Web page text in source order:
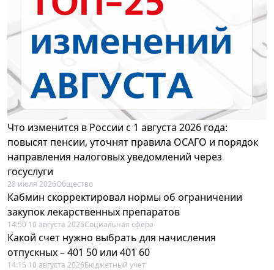
Что изменится в России с 1 августа 2026 года:
повысят пенсии, уточнят правила ОСАГО и порядок
направления налоговых уведомлений через
госуслуги
28 июля 2026Общество
Кабмин скорректировал нормы об ограничении
закупок лекарственных препаратов
14:50 10 августа 2026Социальная сфера
Какой счет нужно выбрать для начисления
отпускных – 401 50 или 401 60
14:15 10 августа 2026Бюджетный учет